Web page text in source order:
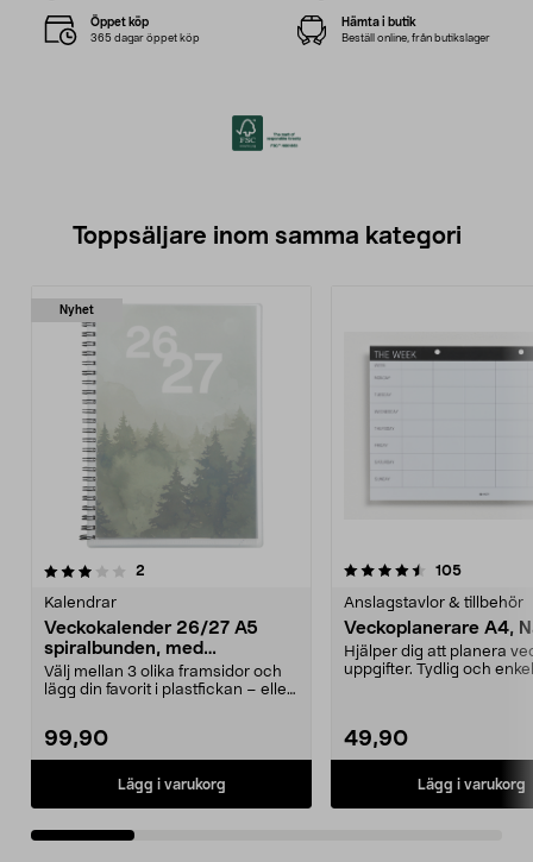
Öppet köp
365 dagar öppet köp
Hämta i butik
Beställ online, från butikslager
Toppsäljare inom samma kategori
Nyhet
2
Kalendrar
Veckokalender 26/27 A5
spiralbunden, med
högtidsdagar
Välj mellan 3 olika framsidor och
lägg din favorit i plastfickan – eller
99,90
Lägg i varukorg
4.5 av 5 stjärnor 105
Anslagstavlor & tillbehör
Veckoplanerare A4,
Hjälper dig att planera
uppgifter. Tydlig och
49,90
Lägg i varukorg
4.5 av 5 stjärnor